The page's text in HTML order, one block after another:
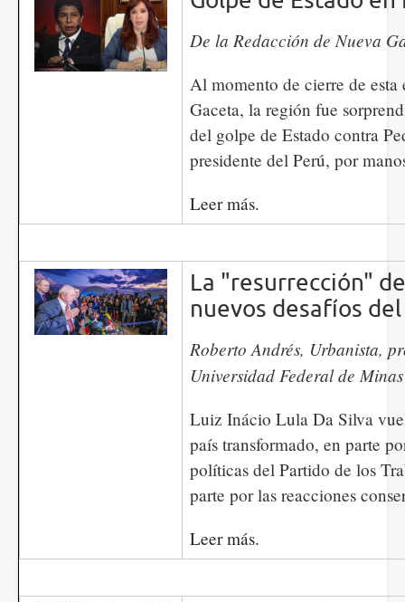
De la Redacción de Nueva
Al momento de cierre de
Gaceta, la región fue
del golpe de Estado contra
presidente del Perú, por
Leer más.
La "resurrección"
nuevos desafíos
Roberto Andrés, Urbanista,
Universidad Federal de
Luiz Inácio Lula Da Silva
país transformado, en parte
políticas del Partido de los
parte por las reacciones
Leer más.